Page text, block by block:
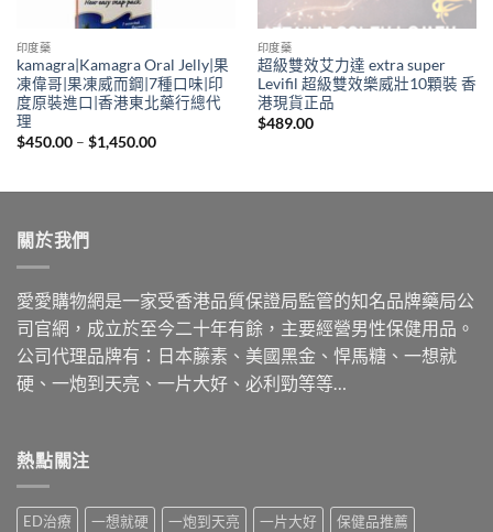
印度藥
kamagra|Kamagra Oral Jelly|果
凍偉哥|果凍威而鋼|7種口味|印
度原裝進口|香港東北藥行總代
理
$450.00 – $1,450.00Price
印度藥
超級雙效艾力達 extra super
Levifil 超級雙效樂威壯10顆裝 香
港現貨正品
$489.00
關於我們
愛愛購物網是一家受香港品質保證局監管的知名品牌藥局公
司官網，成立於至今二十年有餘，主要經營男性保健用品。
公司代理品牌有：日本藤素、美國黑金、悍馬糖、一想就
硬、一炮到天亮、一片大好、必利勁等等…
熱點關注
ED治療 一想就硬 一炮到天亮 一片大好
保健品推薦